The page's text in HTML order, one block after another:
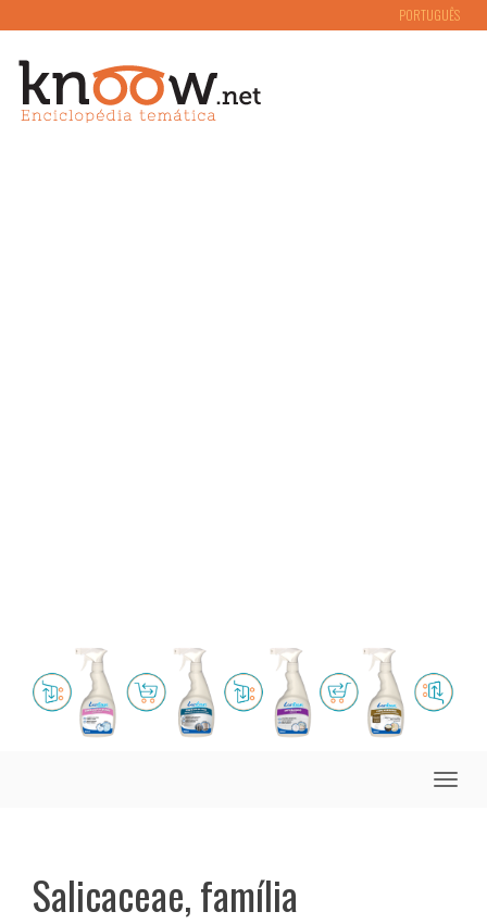
PORTUGUÊS
Toggle
Salicaceae, família